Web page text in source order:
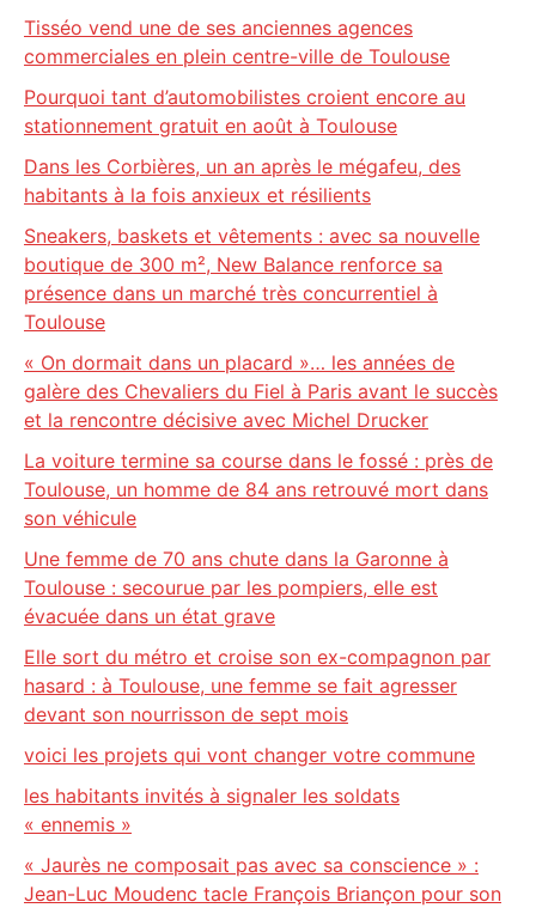
Tisséo vend une de ses anciennes agences
commerciales en plein centre-ville de Toulouse
Pourquoi tant d’automobilistes croient encore au
stationnement gratuit en août à Toulouse
Dans les Corbières, un an après le mégafeu, des
habitants à la fois anxieux et résilients
Sneakers, baskets et vêtements : avec sa nouvelle
boutique de 300 m², New Balance renforce sa
présence dans un marché très concurrentiel à
Toulouse
« On dormait dans un placard »… les années de
galère des Chevaliers du Fiel à Paris avant le succès
et la rencontre décisive avec Michel Drucker
La voiture termine sa course dans le fossé : près de
Toulouse, un homme de 84 ans retrouvé mort dans
son véhicule
Une femme de 70 ans chute dans la Garonne à
Toulouse : secourue par les pompiers, elle est
évacuée dans un état grave
Elle sort du métro et croise son ex-compagnon par
hasard : à Toulouse, une femme se fait agresser
devant son nourrisson de sept mois
voici les projets qui vont changer votre commune
les habitants invités à signaler les soldats
« ennemis »
« Jaurès ne composait pas avec sa conscience » :
Jean-Luc Moudenc tacle François Briançon pour son